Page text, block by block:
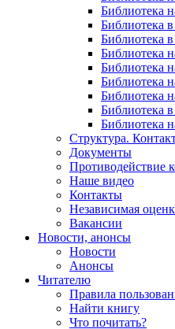
Библиотека
Библиотека
Библиотека
Библиотека
Библиотека
Библиотека
Библиотека
Библиотека
Библиотека
Структура.
Документы
Противодействие
Наше видео
Контакты
Независимая
Вакансии
Новости, анонсы
Новости
Анонсы
Читателю
Правила
Найти книгу
Что почитать?